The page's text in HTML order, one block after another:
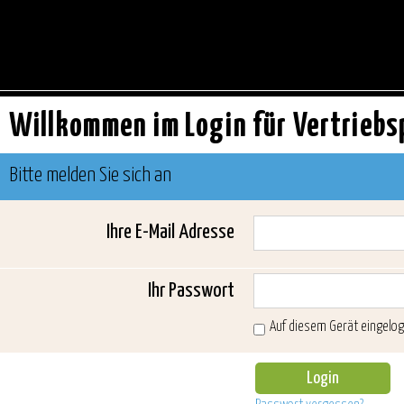
Willkommen im Login für
Bitte melden Sie sich an
Ihre E-Mail Adresse
Ihr Passwort
Auf diesem Gerät